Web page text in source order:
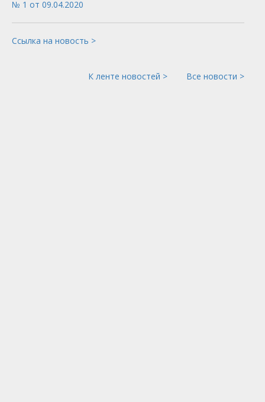
№ 1 от 09.04.2020
Ссылка на новость >
К ленте новостей > Все новости >